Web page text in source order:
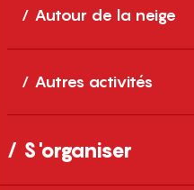
Autour de la neige
Autres activités
S'organiser
Europe